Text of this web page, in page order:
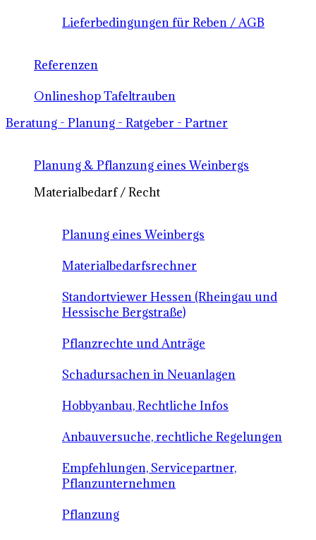
Lieferbedingungen für Reben / AGB
Referenzen
Onlineshop Tafeltrauben
Beratung - Planung - Ratgeber - Partner
Planung & Pflanzung eines Weinbergs
Materialbedarf / Recht
Planung eines Weinbergs
Materialbedarfsrechner
Standortviewer Hessen (Rheingau und
Hessische Bergstraße)
Pflanzrechte und Anträge
Schadursachen in Neuanlagen
Hobbyanbau, Rechtliche Infos
Anbauversuche, rechtliche Regelungen
Empfehlungen, Servicepartner,
Pflanzunternehmen
Pflanzung